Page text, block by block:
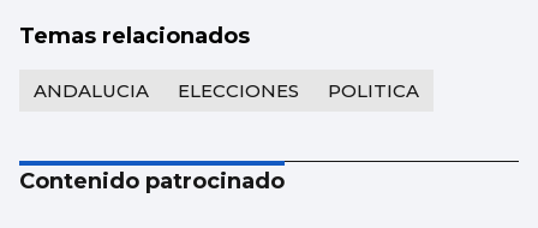
Temas relacionados
ANDALUCIA ELECCIONES POLITICA
Contenido patrocinado